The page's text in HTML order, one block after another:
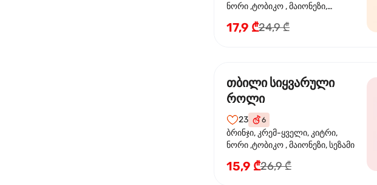
ნორი ,ტობიკო , მაიონეზი,
ფოთოლი
17,9 ₾24,9 ₾
თბილი სიყვარული
როლი
23 6
ბრინჯი, კრემ-ყველი, კიტრი,
ნორი ,ტობიკო , მაიონეზი, სეზამი
15,9 ₾26,9 ₾